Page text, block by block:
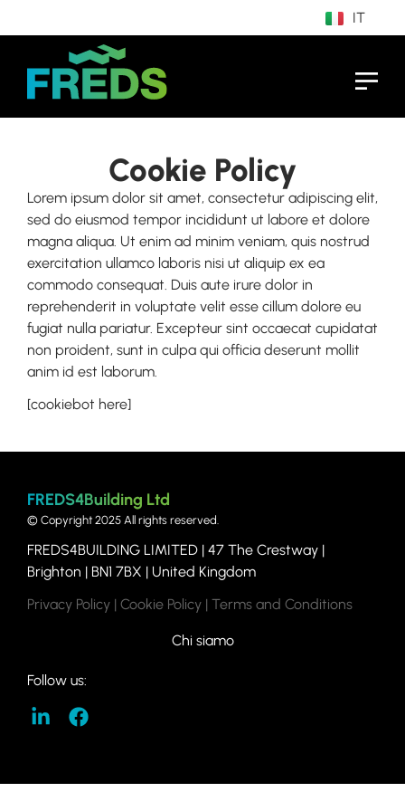
IT
EN
Cookie Policy
Lorem ipsum dolor sit amet, consectetur adipiscing elit,
sed do eiusmod tempor incididunt ut labore et dolore
magna aliqua. Ut enim ad minim veniam, quis nostrud
exercitation ullamco laboris nisi ut aliquip ex ea
commodo consequat. Duis aute irure dolor in
reprehenderit in voluptate velit esse cillum dolore eu
fugiat nulla pariatur. Excepteur sint occaecat cupidatat
non proident, sunt in culpa qui officia deserunt mollit
anim id est laborum.
[cookiebot here]
FREDS4Building Ltd
© Copyright 2025 All rights reserved.
FREDS4BUILDING LIMITED | 47 The Crestway |
Brighton | BN1 7BX | United Kingdom
Privacy Policy | Cookie Policy | Terms and Conditions
Follow us:
Chi siamo